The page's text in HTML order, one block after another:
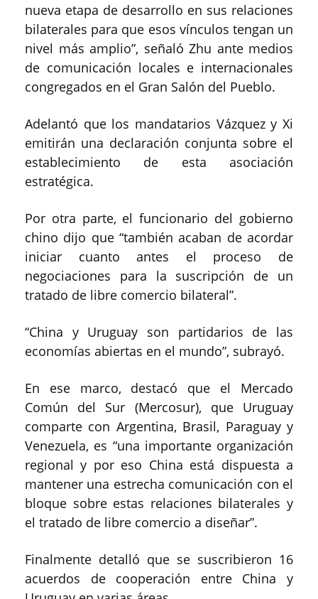
nueva etapa de desarrollo en sus relaciones
bilaterales para que esos vínculos tengan un
nivel más amplio”, señaló Zhu ante medios
de comunicación locales e internacionales
congregados en el Gran Salón del Pueblo.
Adelantó que los mandatarios Vázquez y Xi
emitirán una declaración conjunta sobre el
establecimiento de esta asociación
estratégica.
Por otra parte, el funcionario del gobierno
chino dijo que “también acaban de acordar
iniciar cuanto antes el proceso de
negociaciones para la suscripción de un
tratado de libre comercio bilateral”.
“China y Uruguay son partidarios de las
economías abiertas en el mundo”, subrayó.
En ese marco, destacó que el Mercado
Común del Sur (Mercosur), que Uruguay
comparte con Argentina, Brasil, Paraguay y
Venezuela, es “una importante organización
regional y por eso China está dispuesta a
mantener una estrecha comunicación con el
bloque sobre estas relaciones bilaterales y
el tratado de libre comercio a diseñar”.
Finalmente detalló que se suscribieron 16
acuerdos de cooperación entre China y